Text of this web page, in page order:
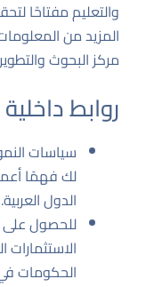
والتعليم مفتاحًا
المزيد من
مركز البحوث
روابط
سياسات
لك فهمًا
الدول العربية.
للحصول على
الحكومات في